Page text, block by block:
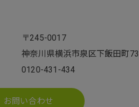
〒245-0017
神奈川県横浜市泉区下飯田町
0120-431-434
お問い合わせ